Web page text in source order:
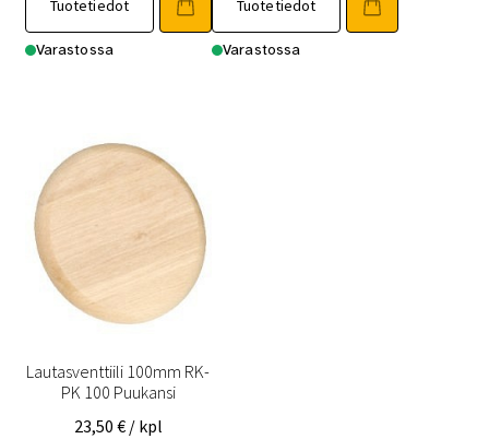
Tuotetiedot
Varastossa
Tuotetiedot
Varastossa
Lautasventtiili 100mm RK-
PK 100 Puukansi
23,50 € / kpl